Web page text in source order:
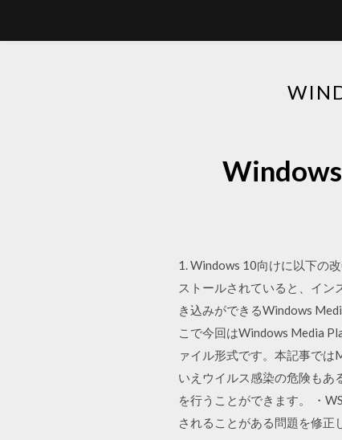
1. Windows 10向けに以下の
ストールされていると、イン
き込みができるWindows
こで今回はWindows Media
ァイル形式です。本記事で
いえウイルス感染の危険もあ
を行うことができます。 ・
されることがある問題を修正